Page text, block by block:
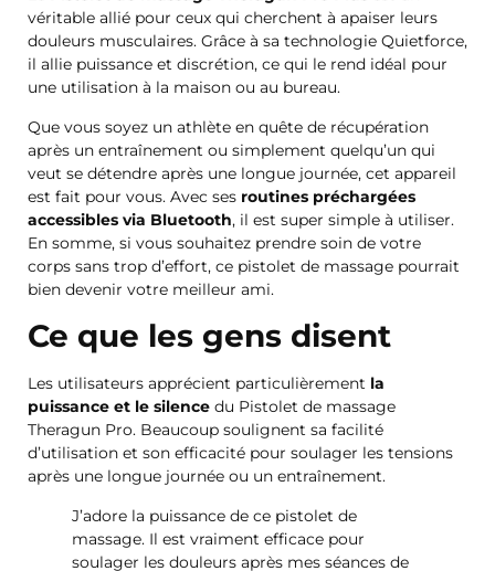
véritable allié pour ceux qui cherchent à apaiser leurs
douleurs musculaires. Grâce à sa technologie Quietforce,
il allie puissance et discrétion, ce qui le rend idéal pour
une utilisation à la maison ou au bureau.
Que vous soyez un athlète en quête de récupération
après un entraînement ou simplement quelqu’un qui
veut se détendre après une longue journée, cet appareil
est fait pour vous. Avec ses routines préchargées
accessibles via Bluetooth, il est super simple à utiliser.
En somme, si vous souhaitez prendre soin de votre
corps sans trop d’effort, ce pistolet de massage pourrait
bien devenir votre meilleur ami.
Ce que les gens disent
Les utilisateurs apprécient particulièrement la
puissance et le silence du Pistolet de massage
Theragun Pro. Beaucoup soulignent sa facilité
d’utilisation et son efficacité pour soulager les tensions
après une longue journée ou un entraînement.
J’adore la puissance de ce pistolet de
massage. Il est vraiment efficace pour
soulager les douleurs après mes séances de